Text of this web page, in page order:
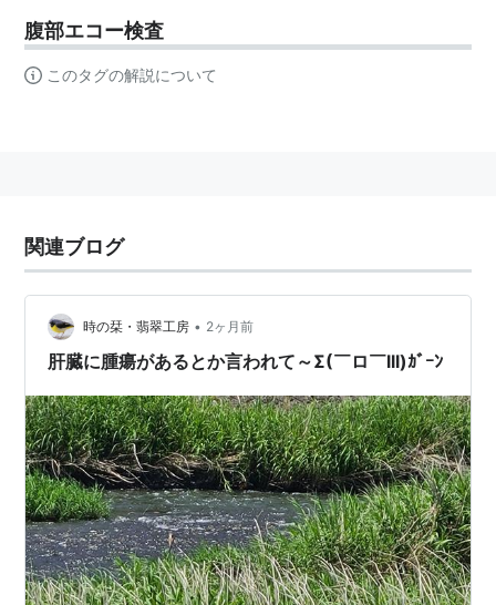
腹部エコー検査
このタグの解説について
関連ブログ
時の栞・翡翠工房 • 2ヶ月前
肝臓に腫瘍があるとか言われて～Σ(￣ロ￣lll)ｶﾞｰﾝ